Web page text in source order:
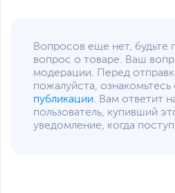
Вопросов еще нет, будьте
вопрос о товаре. Ваш
модерации. Перед
пожалуйста, ознакомьтесь
публикации. Вам ответит
пользователь, купивший
уведомление, когда